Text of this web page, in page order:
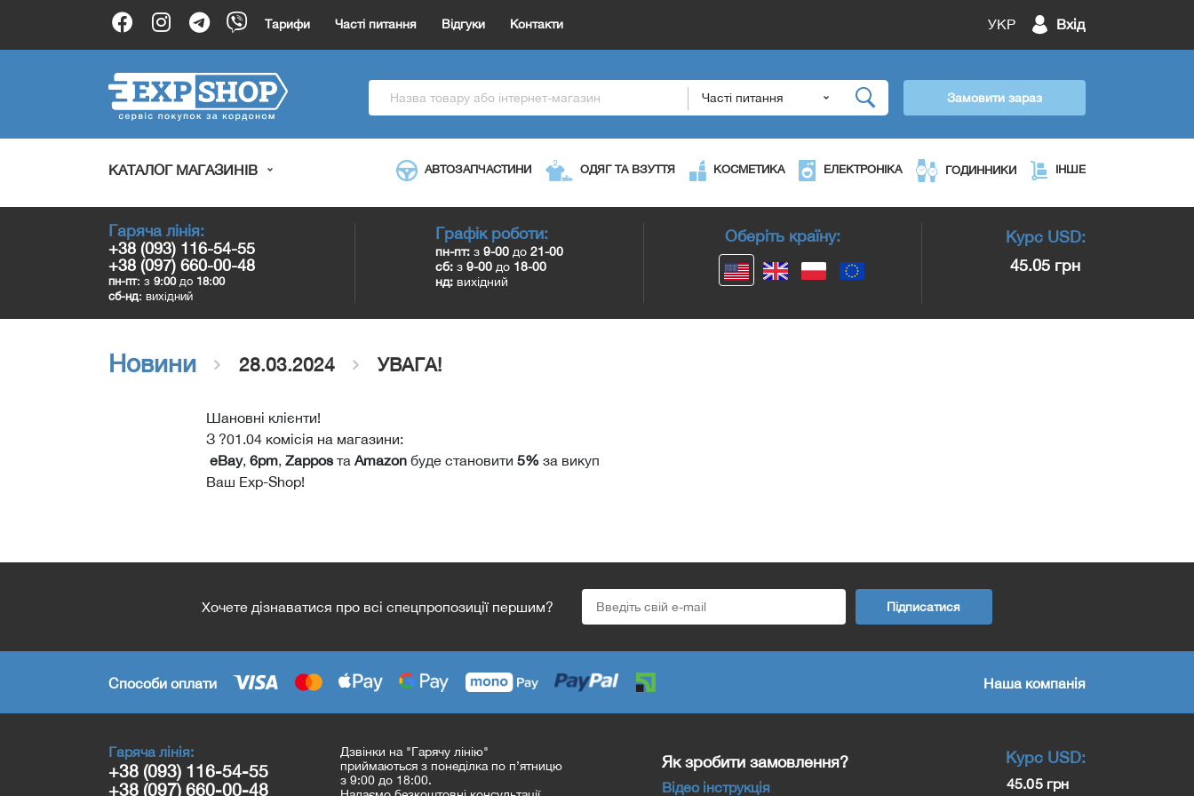
Тарифи Часті питання Відгуки Контакти УКР Вхід
Часті питання Замовити зараз
КАТАЛОГ МАГАЗИНІВ АВТОЗАПЧАСТИНИ ОДЯГ ТА ВЗУТТЯ КОСМЕТИКА ЕЛЕКТРОНІКА ГОДИННИКИ ІНШЕ
Гаряча лінія:
+38 (093) 116-54-55
+38 (097) 660-00-48
пн-пт: з 9:00 до 18:00
сб-нд: вихідний
Графік роботи:
пн-пт:з 9-00 до 21-00
сб:з 9-00 до 18-00
нд: вихідний
Оберіть країну: Курс USD:
45.05 грн
Новини 28.03.2024 УВАГА!
Шановні клієнти!
З ?️01.04 комісія на магазини:
eBay, 6pm, Zapposта Amazonбуде становити 5%за викуп
Ваш Exp-Shop!
Хочете дізнаватися про всі спецпропозиції першим? Підписатися
Способи оплати Наша компанія
Гаряча лінія:
+38 (093) 116-54-55
+38 (097) 660-00-48
Дзвінки на "Гарячу лінію"
приймаються з понеділка по п’ятницю
з 9:00 до 18:00.
Як зробити замовлення?
Відео інструкція
Курс USD:
45.05 грн